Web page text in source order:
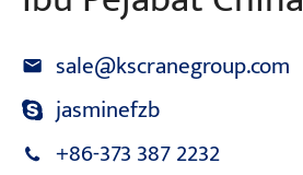
sale@kscranegroup.com
jasminefzb
+86-373 387 2232